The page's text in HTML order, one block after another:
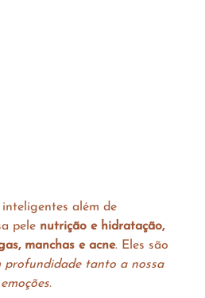
além de
pele nutrição e hidratação,
manchas e acne. Eles são
profundidade tanto a nossa